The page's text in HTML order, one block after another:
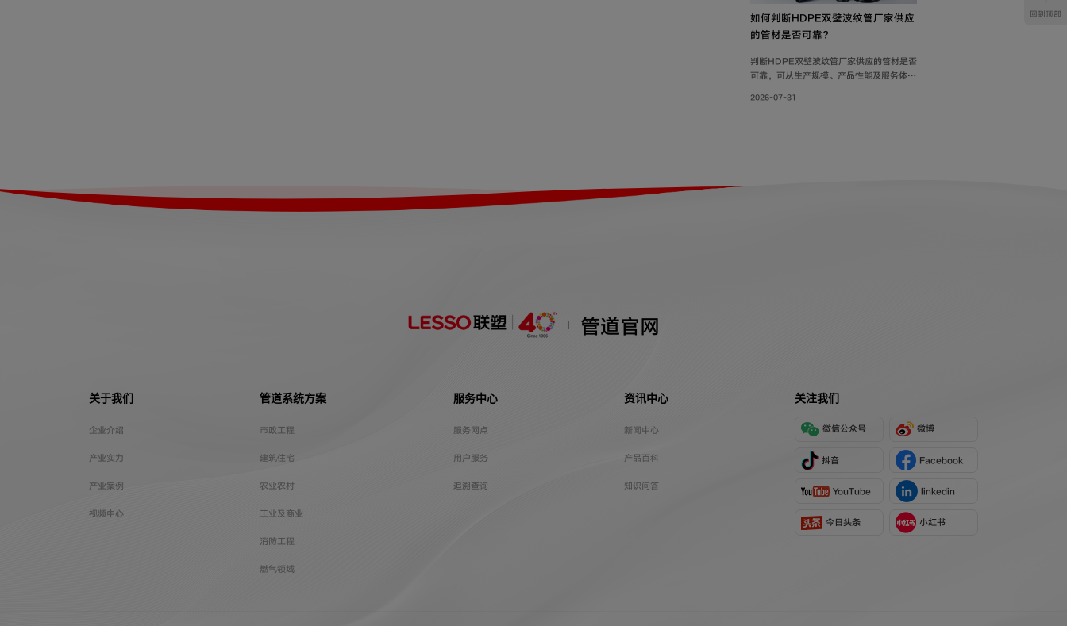
如何判断HDPE双壁波纹管厂家供应
的管材是否可靠？
判断HDPE双壁波纹管厂家供应的管材是否
可靠，可从生产规模、产品性能及服务体系
年，其HDPE双壁波纹管质量可靠，被广泛
2026-07-31
管道官网
关于我们
企业介绍
产业实力
产业案例
视频中心
管道系统方案
市政工程
建筑住宅
农业农村
工业及商业
消防工程
燃气领域
服务中心
服务网点
用户服务
追溯查询
资讯中心
新闻中心
产品百科
知识问答
关注我们
微信公众号 微博
抖音 Facebook
YouTube linkedin
今日头条 小红书
回到顶部